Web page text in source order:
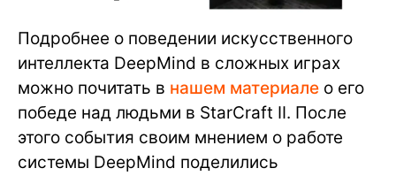
Подробнее о поведении искусственного
интеллекта DeepMind в сложных играх
можно почитать в нашем материале о его
победе над людьми в StarCraft II. После
этого события своим мнением о работе
системы DeepMind поделились